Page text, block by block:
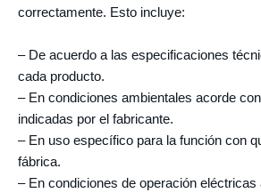
correctamente. Esto incluye:
– De acuerdo a las especificaciones
cada producto.
– En condiciones ambientales acorde
indicadas por el fabricante.
– En uso específico para la función con
fábrica.
– En condiciones de operación eléctricas